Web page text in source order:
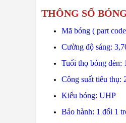
THÔNG SỐ
Mã bóng ( part
Cường độ sáng:
Tuổi thọ bóng đèn:
Công suất tiêu thụ:
Kiểu bóng: UHP
Bảo hành: 1 đổi 1